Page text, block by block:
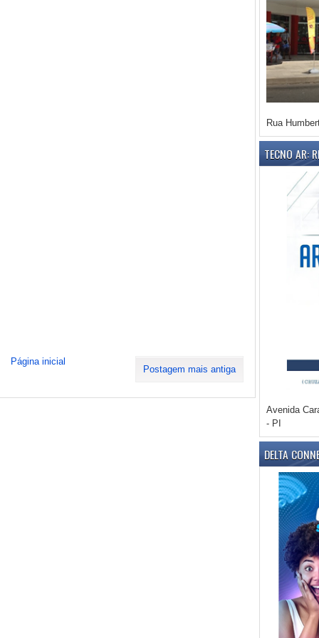
Postagem mais antiga
Página inicial
Rua
TECNO AR:
Avenida
- PI
DELTA